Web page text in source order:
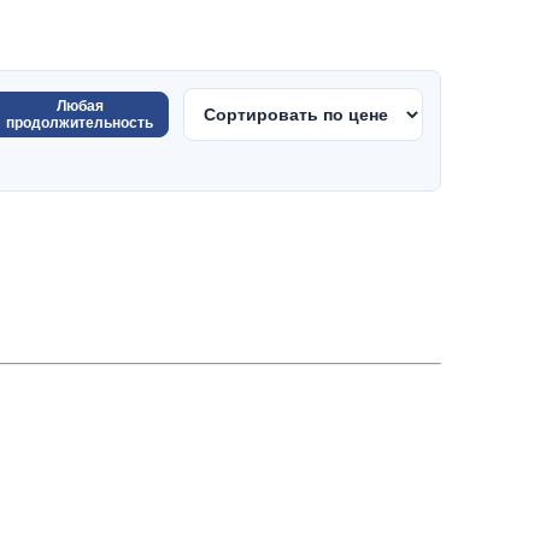
Любая
продолжительность